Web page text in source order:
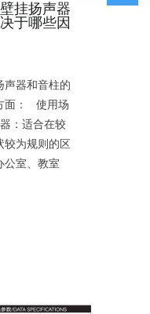
挂扬声器
于哪些因
声器和音柱的
面： 使用场
：适合在较
较为规则的区
公室、教室